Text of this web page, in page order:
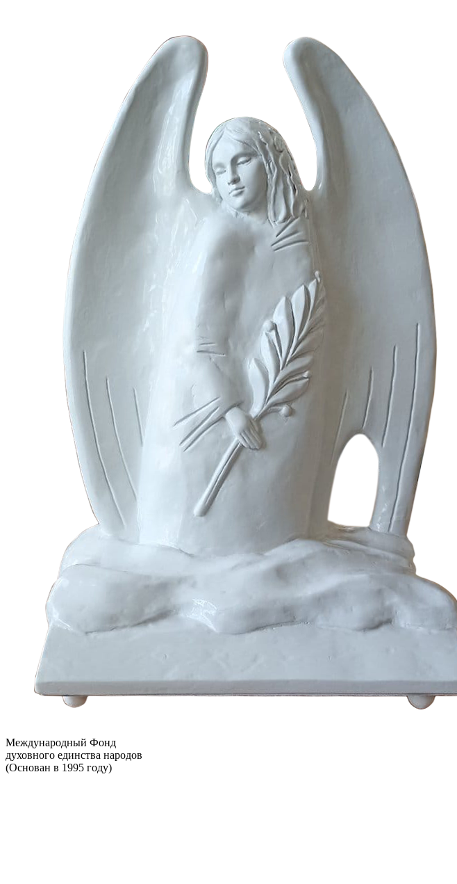
Международный Фонд
духовного единства народов
(Основан в 1995 году)